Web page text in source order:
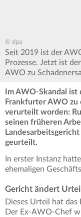
© dpa
Seit 2019 ist der
Prozesse. Jetzt ist
AWO zu
Im AWO-Skandal
Frankfurter AWO zu
verurteilt worden:
seinen früheren
geurteilt.
In erster Instanz
ehemaligen
Gericht ändert
Dieses Urteil hat
Der Ex-AWO-Chef